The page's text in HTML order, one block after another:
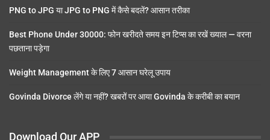
PNG to JPG या JPG to PNG में कैसे बदलें? आसान तरीका
Best Phone Under 30000: फोन खरीदते समय इन टिप्स का रखें ख्याल — वरना
पछताना पड़ेगा
Weight Management के लिए 7 आसान घरेलू उपाय
Govinda Divorce लेंगे या नहीं? खबरों पर आया Govinda के करीबी का बयान
Download Our APP